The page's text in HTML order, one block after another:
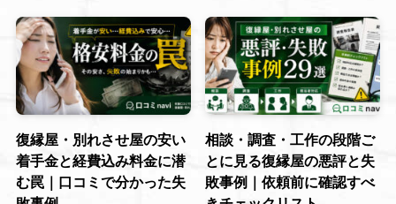
復縁屋・別れさせ屋の安い
着手金と経費込み料金に潜
む罠｜口コミで分かった失
相談・調査・工作の段階ご
とに見る復縁屋の悪評と失
敗事例｜依頼前に確認すべ